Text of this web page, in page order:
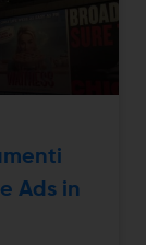
Ads in